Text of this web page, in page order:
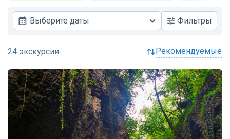
Выберите даты Фильтры
рекомендуемые